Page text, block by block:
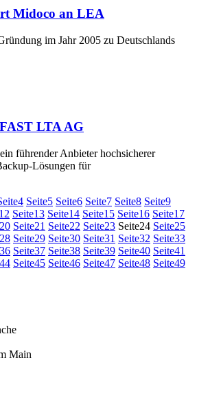
Midoco an LEA
im Jahr 2005 zu Deutschlands
LTA AG
führender Anbieter hochsicherer
Lösungen für
4 Seite5 Seite6 Seite7 Seite8 Seite9
12 Seite13 Seite14 Seite15 Seite16 Seite17
20 Seite21 Seite22 Seite23 Seite24 Seite25
28 Seite29 Seite30 Seite31 Seite32 Seite33
36 Seite37 Seite38 Seite39 Seite40 Seite41
44 Seite45 Seite46 Seite47 Seite48 Seite49
Main